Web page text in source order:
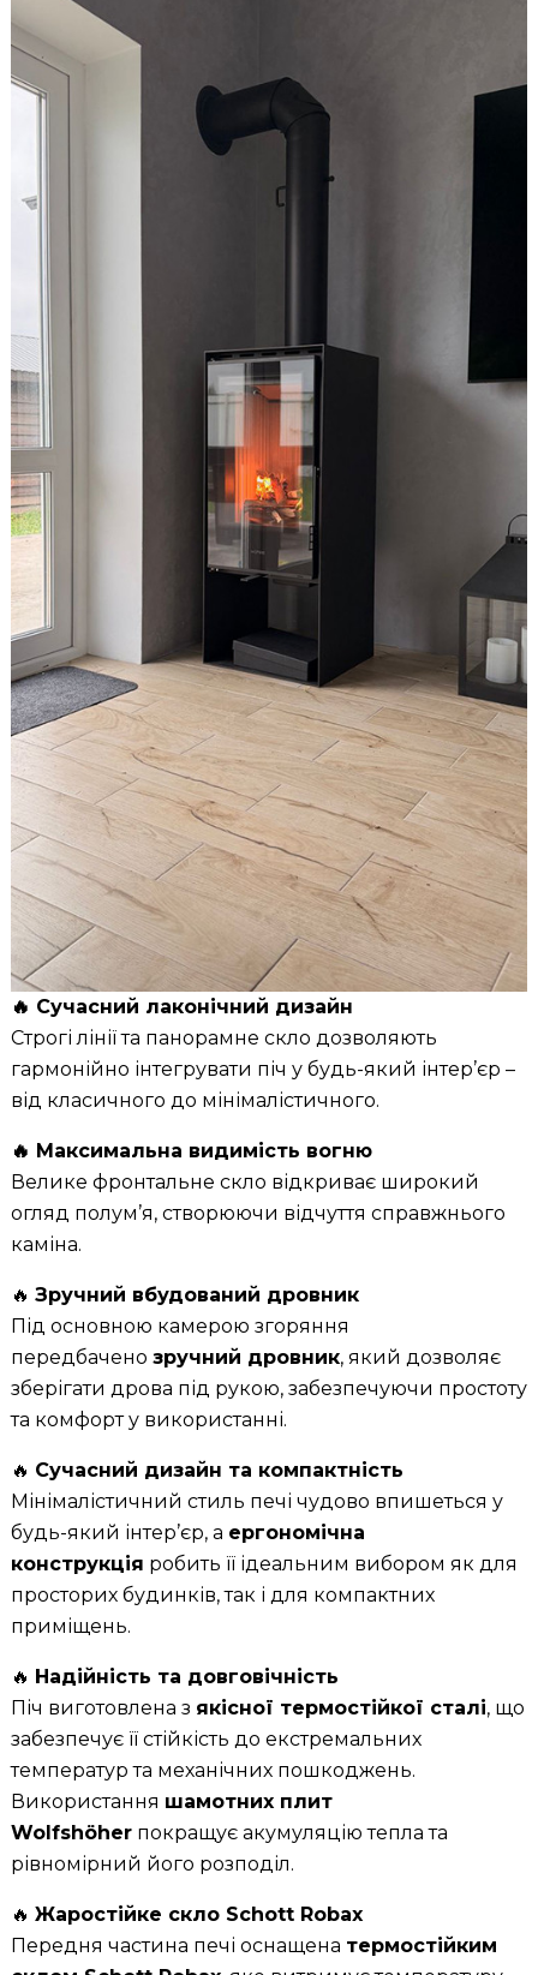
🔥 Сучасний лаконічний дизайн
Строгі лінії та панорамне скло дозволяють
гармонійно інтегрувати піч у будь-який інтер’єр –
від класичного до мінімалістичного.
🔥 Максимальна видимість вогню
Велике фронтальне скло відкриває широкий
огляд полум’я, створюючи відчуття справжнього
каміна.
🔥 Зручний вбудований дровник
Під основною камерою згоряння
передбачено зручний дровник, який дозволяє
зберігати дрова під рукою, забезпечуючи простоту
та комфорт у використанні.
🔥 Сучасний дизайн та компактність
Мінімалістичний стиль печі чудово впишеться у
будь-який інтер’єр, а ергономічна
конструкція робить її ідеальним вибором як для
просторих будинків, так і для компактних
приміщень.
🔥 Надійність та довговічність
Піч виготовлена з якісної термостійкої сталі, що
забезпечує її стійкість до екстремальних
температур та механічних пошкоджень.
Використання шамотних плит
Wolfshöher покращує акумуляцію тепла та
рівномірний його розподіл.
🔥 Жаростійке скло Schott Robax
Передня частина печі оснащена термостійким